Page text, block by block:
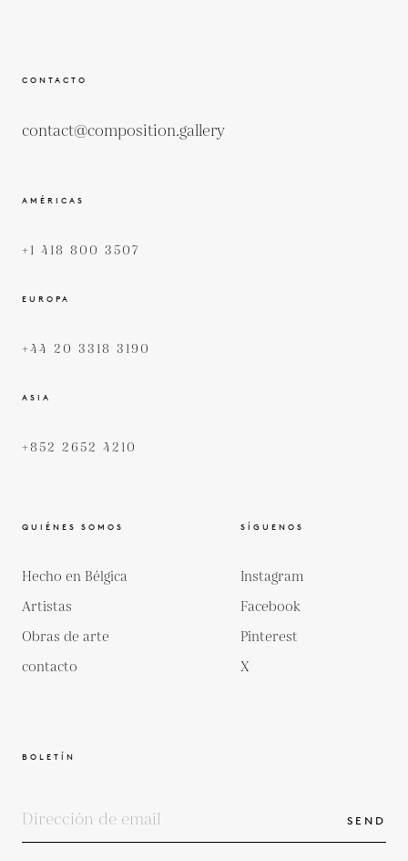
CONTACTO
contact@composition.gallery
AMÉRICAS
+1 418 800 3507
EUROPA
+44 20 3318 3190
ASIA
+852 2652 4210
QUIÉNES SOMOS
Hecho en Bélgica
Artistas
Obras de arte
contacto
SÍGUENOS
Instagram
Facebook
Pinterest
X
BOLETÍN
SEND